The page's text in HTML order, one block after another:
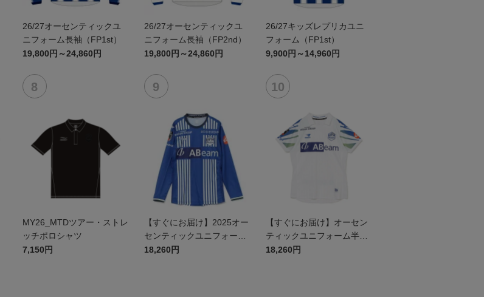
26/27オーセンティックユ
ニフォーム長袖（FP1st）
19,800円～24,860円
26/27オーセンティックユ
ニフォーム長袖（FP2nd）
19,800円～24,860円
26/27キッズレプリカユニ
フォーム（FP1st）
9,900円～14,960円
MY26_MTDツアー・ストレ
ッチポロシャツ
7,150円
【すぐにお届け】2025オー
センティックユニフォーム
FP1st（長袖）
18,260円
【すぐにお届け】オーセン
ティックユニフォーム半袖
（2026百年構想リーグ）F
18,260円